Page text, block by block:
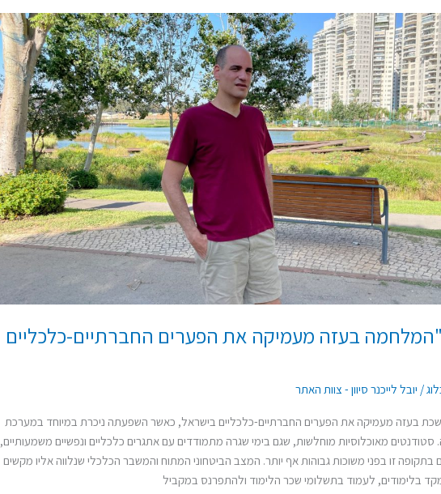
"המלחמה בעזה מעמיקה את הפערים החברתיים-כלכליים
/ יובל לייכנר סיוון - צוות האתר
בעזה מעמיקה את הפערים החברתיים-כלכליים בישראל, כאשר השפעתה ניכרת במיוחד במערכת
מאוכלוסיות מוחלשות, שגם בימי שגרה מתמודדים עם אתגרים כלכליים ונפשיים משמעותיים,
זו בפני משוכות גבוהות אף יותר. המצב הביטחוני המתוח והמשבר הכלכלי שנלווה אליו מקשים
בלימודים, לעמוד בתשלומי שכר הלימוד ולהתפרנס במקביל